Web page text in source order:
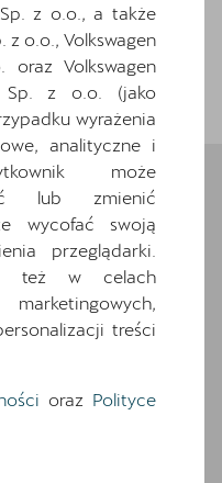
Leon. Zapoznaj
wyposażenia. O
z o.o., a także
z o.o., Volkswagen
oraz Volkswagen
Sp. z o.o. (jako
wyrażenia
analityczne i
może
lub zmienić
wycofać swoją
przeglądarki.
też w celach
treści
oraz Polityce